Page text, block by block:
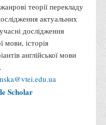
теорії перекладу
актуальних
дослідження
мови, історія
англійської мови
Scholar